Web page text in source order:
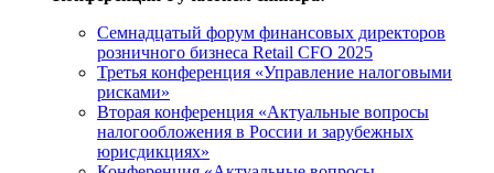
Семнадцатый форум финансовых директоров
розничного бизнеса Retail CFO 2025
Третья конференция «Управление налоговыми
рисками»
Вторая конференция «Актуальные вопросы
налогообложения в России и зарубежных
юрисдикциях»